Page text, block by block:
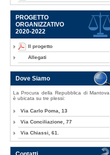
PROGETTO
ORGANIZZATIVO
2020-2022
Il progetto
Allegati
Dove Siamo
La Procura della Repubblica di Mantova
è ubicata su tre plessi:
Via Carlo Poma, 13
Via Conciliazione, 77
Via Chiassi, 61.